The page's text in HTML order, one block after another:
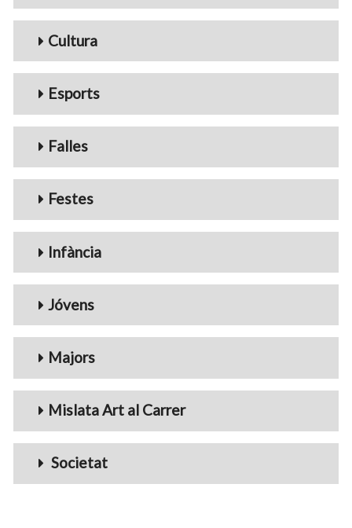
Cultura
Esports
Falles
Festes
Infància
Jóvens
Majors
Mislata Art al Carrer
Societat